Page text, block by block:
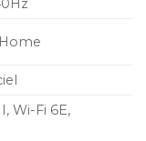
Wi-Fi 6E,